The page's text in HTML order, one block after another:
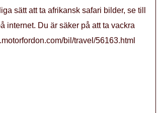
sätt att ta afrikansk safari bilder, se till
internet. Du är säker på att ta vackra
bil/travel/56163.html